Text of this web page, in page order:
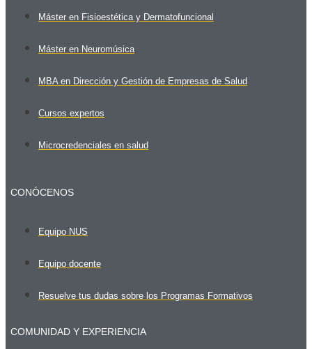
Máster en Fisioestética y Dermatofuncional
Máster en Neuromúsica
MBA en Dirección y Gestión de Empresas de Salud
Cursos expertos
Microcredenciales en salud
CONÓCENOS
Equipo NUS
Equipo docente
Resuelve tus dudas sobre los Programas Formativos
COMUNIDAD Y EXPERIENCIA